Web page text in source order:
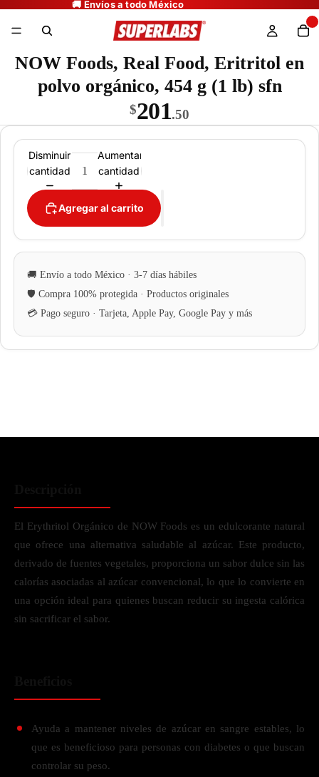
NOW Foods, Real Food, Eritritol en
polvo orgánico, 454 g (1 lb) sfn
$201.50
Disminuir
cantidad
Aumentar
cantidad
Agregar al carrito
El Erythritol Orgánico de NOW Foods es un edulcorante natural
que ofrece una alternativa saludable al azúcar. Este producto,
derivado de fuentes vegetales, proporciona un sabor dulce sin las
calorías asociadas al azúcar convencional, lo que lo convierte en
una opción ideal para quienes buscan reducir su ingesta calórica
sin sacrificar el sabor.
Ayuda a mantener niveles de azúcar en sangre estables, lo
que es beneficioso para personas con diabetes o que buscan
controlar su peso.